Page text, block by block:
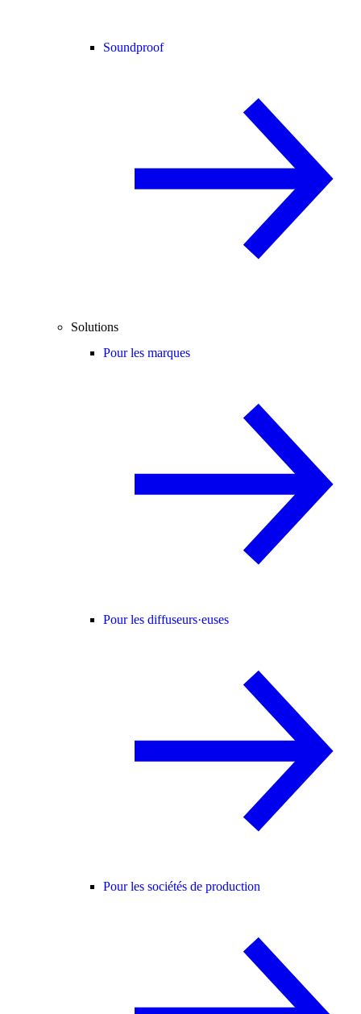
Soundproof
Solutions
Pour les marques
Pour les diffuseurs·euses
Pour les sociétés de production